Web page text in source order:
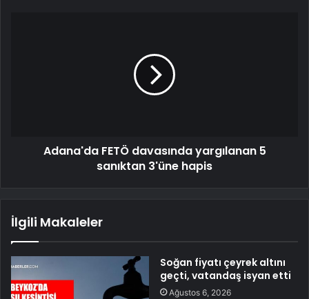
Adana'da FETÖ davasında yargılanan 5
sanıktan 3'üne hapis
İlgili Makaleler
Soğan fiyatı çeyrek altını
geçti, vatandaş isyan etti
Ağustos 6, 2026